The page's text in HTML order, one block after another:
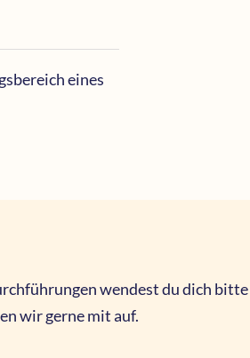
eines
wendest du dich
wir gerne mit auf.